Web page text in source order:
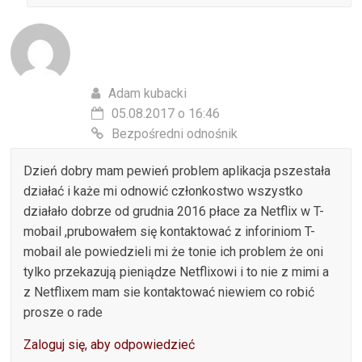
Adam kubacki
05.08.2017 o 16:46
Bezpośredni odnośnik
Dzień dobry mam pewień problem aplikacja pszestała
działać i każe mi odnowić członkostwo wszystko
działało dobrze od grudnia 2016 płace za Netflix w T-
mobail ,prubowałem się kontaktować z inforiniom T-
mobail ale powiedzieli mi że tonie ich problem że oni
tylko przekazują pieniądze Netflixowi i to nie z mimi a
z Netflixem mam sie kontaktować niewiem co robić
prosze o rade
Zaloguj się, aby odpowiedzieć